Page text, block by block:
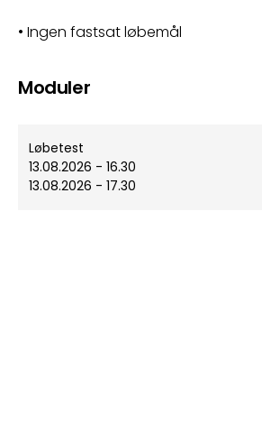
• Ingen fastsat løbemål
Moduler
Løbetest
13.08.2026 - 16.30
13.08.2026 - 17.30